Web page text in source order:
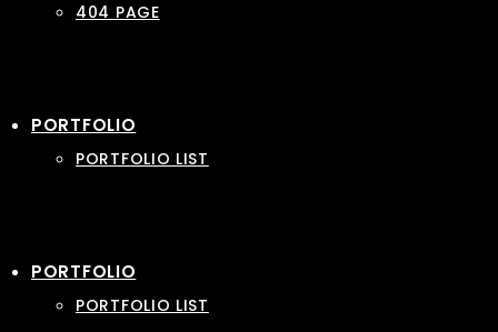
404 PAGE
PORTFOLIO
PORTFOLIO LIST
PORTFOLIO
PORTFOLIO LIST